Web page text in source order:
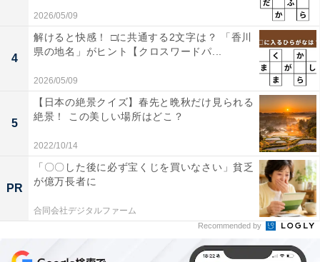
2026/05/09
4
解けると快感！ □に共通する2文字は？ 「香川
県の地名」がヒント【クロスワードパ...
2026/05/09
5
【日本の絶景クイズ】春先と晩秋だけ見られる
絶景！ この美しい場所はどこ？
2022/10/14
PR
「〇〇した後に必ず宝くじを買いなさい」貧乏
が億万長者に
合同会社デジタルファーム
Recommended by